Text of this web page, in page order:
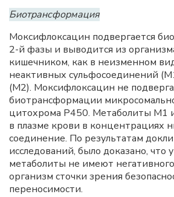
Биотрансформация
Моксифлоксацин подвергается
2-й фазы и выводится из
кишечником, как в неизменном
неактивных сульфосоединений
(М2). Моксифлоксацин не
биотрансформации
цитохрома Р450. Метаболиты М1
в плазме крови в концентрациях
соединение. По результатам
исследований, было доказано, что
метаболиты не имеют
организм сточки зрения
переносимости.